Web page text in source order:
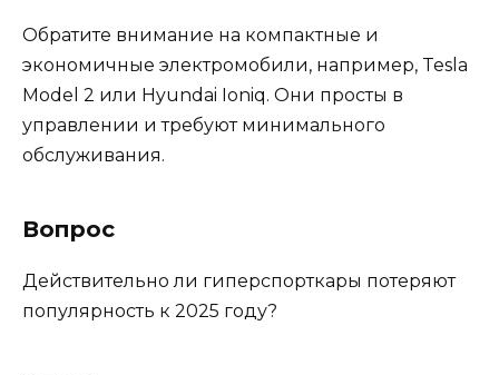
Обратите внимание на компактные и
экономичные электромобили, например, Tesla
Model 2 или Hyundai Ioniq. Они просты в
управлении и требуют минимального
обслуживания.
Вопрос
Действительно ли гиперспорткары потеряют
популярность к 2025 году?